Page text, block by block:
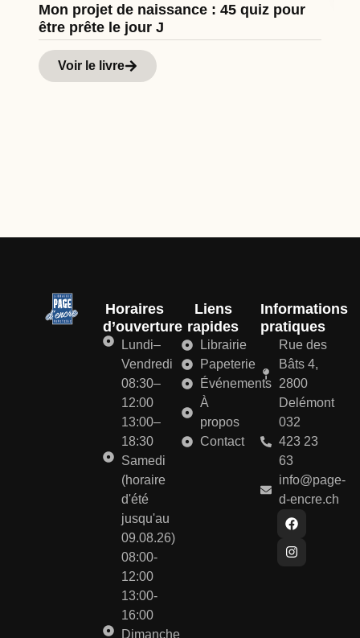
Mon projet de naissance : 45 quiz pour
être prête le jour J
Voir le livre
Horaires
d’ouverture
Lundi–
Vendredi
08:30–
12:00
13:00–
18:30
Samedi
(horaire
d'été
jusqu'au
09.08.26)
08:00-
12:00
13:00-
16:00
Dimanche
Liens
rapides
Librairie
Papeterie
Événements
À
propos
Contact
Informations
pratiques
Rue des
Bâts 4,
2800
Delémont
032
423 23
63
info@page-
d-encre.ch